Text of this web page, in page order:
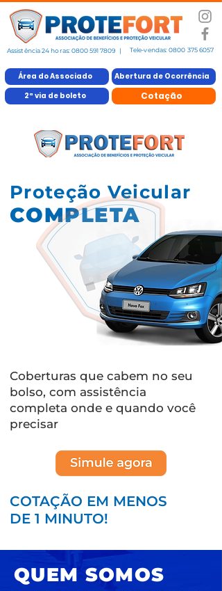
Assistência 24 horas:0800 591 7809| Tele-vendas:0800 375 6057
Área do Associado
Abertura de Ocorrência
2ª via de boleto
Cotação
Proteção Veicular
COMPLETA
Coberturas que cabem no seu
bolso, com assistência
completa onde e quando você
precisar
COTAÇÃO EM MENOS
DE 1 MINUTO!
QUEM SOMOS